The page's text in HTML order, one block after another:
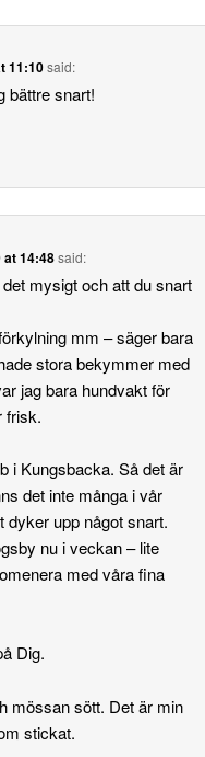
11:10said:
bättre snart!
at 14:48said:
mysigt och att du snart
mm – säger bara
stora bekymmer med
jag bara hundvakt för
frisk.
i Kungsbacka. Så det är
det inte många i vår
upp något snart.
nu i veckan – lite
med våra fina
Dig.
mössan sött. Det är min
stickat.